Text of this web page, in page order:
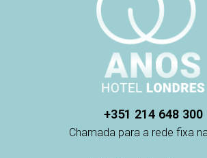
+351 214 648 300
Chamada para a rede fixa